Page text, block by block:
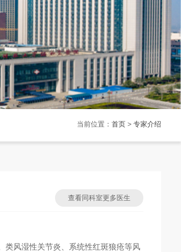
当前位置： 首页> 专家介绍
查看同科室更多医生
类风湿性关节炎、系统性红斑狼疮等风